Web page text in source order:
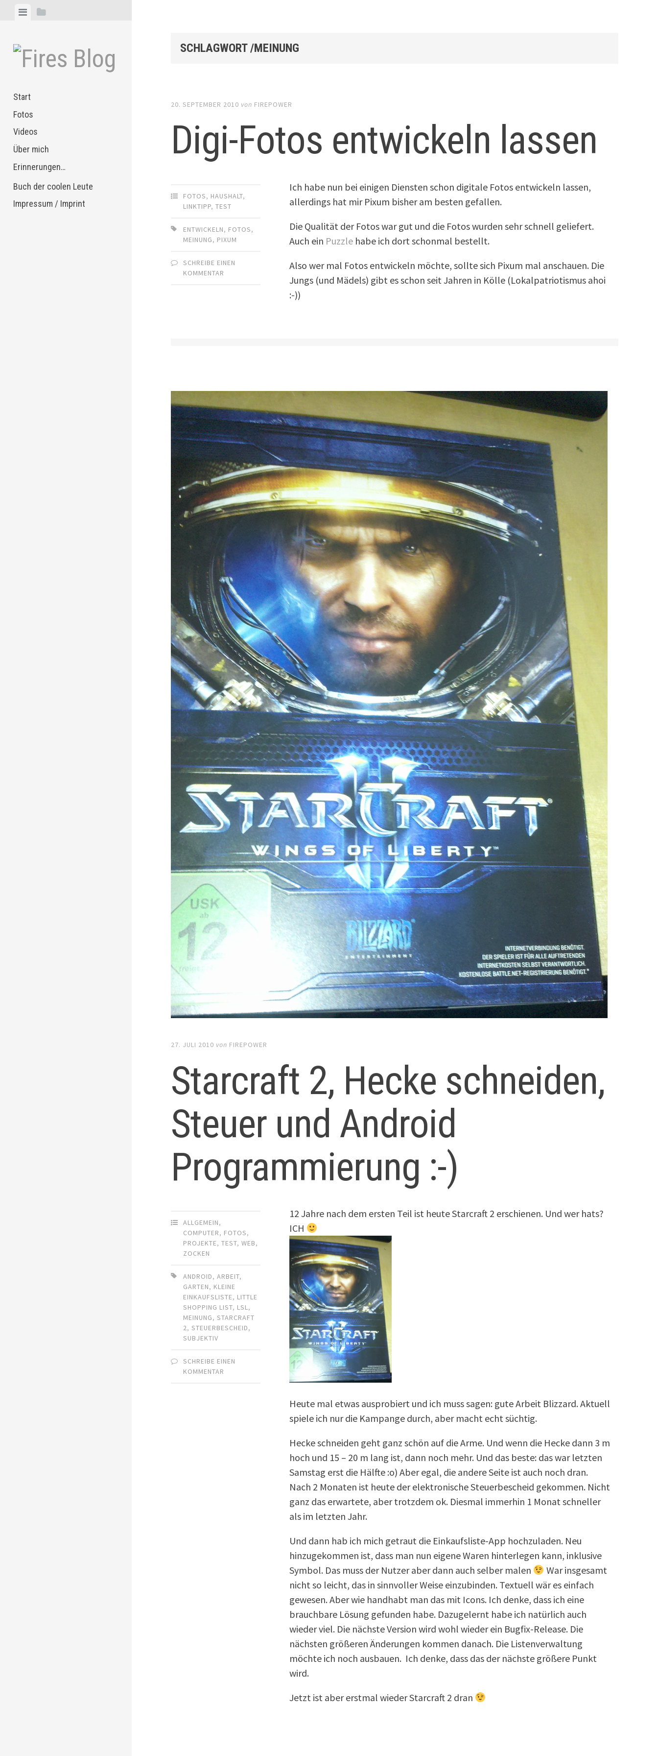
MenüSeitenleiste
Start
Fotos
Videos
Über mich
Erinnerungen…
Buch der coolen Leute
Impressum / Imprint
SCHLAGWORT /MEINUNG
20. SEPTEMBER 2010 von FIREPOWER
Digi-Fotos entwickeln lassen
FOTOS, HAUSHALT,
LINKTIPP,TEST
ENTWICKELN, FOTOS,
MEINUNG, PIXUM
SCHREIBE EINEN
KOMMENTAR
Ich habe nun bei einigen Diensten schon digitale Fotos entwickeln lassen,
allerdings hat mir Pixum bisher am besten gefallen.
Die Qualität der Fotos war gut und die Fotos wurden sehr schnell geliefert.
Auch ein Puzzle habe ich dort schonmal bestellt.
Also wer mal Fotos entwickeln möchte, sollte sich Pixum mal anschauen. Die
Jungs (und Mädels) gibt es schon seit Jahren in Kölle (Lokalpatriotismus ahoi
:-))
27. JULI 2010 von FIREPOWER
Starcraft 2, Hecke schneiden,
Steuer und Android
Programmierung :-)
ALLGEMEIN,
COMPUTER, FOTOS,
PROJEKTE,TEST,WEB,
ZOCKEN
ANDROID,ARBEIT,
GARTEN, KLEINE
EINKAUFSLISTE, LITTLE
SHOPPING LIST, LSL,
MEINUNG,STARCRAFT
2,STEUERBESCHEID,
SUBJEKTIV
SCHREIBE EINEN
KOMMENTAR
12 Jahre nach dem ersten Teil ist heute Starcraft 2 erschienen. Und wer hats?
ICH
Heute mal etwas ausprobiert und ich muss sagen: gute Arbeit Blizzard. Aktuell
spiele ich nur die Kampange durch, aber macht echt süchtig.
Hecke schneiden geht ganz schön auf die Arme. Und wenn die Hecke dann 3 m
hoch und 15 – 20 m lang ist, dann noch mehr. Und das beste: das war letzten
Samstag erst die Hälfte :o) Aber egal, die andere Seite ist auch noch dran.
Nach 2 Monaten ist heute der elektronische Steuerbescheid gekommen. Nicht
ganz das erwartete, aber trotzdem ok. Diesmal immerhin 1 Monat schneller
als im letzten Jahr.
Und dann hab ich mich getraut die Einkaufsliste-App hochzuladen. Neu
hinzugekommen ist, dass man nun eigene Waren hinterlegen kann, inklusive
Symbol. Das muss der Nutzer aber dann auch selber malen
War insgesamt
nicht so leicht, das in sinnvoller Weise einzubinden. Textuell wär es einfach
gewesen. Aber wie handhabt man das mit Icons. Ich denke, dass ich eine
brauchbare Lösung gefunden habe. Dazugelernt habe ich natürlich auch
wieder viel. Die nächste Version wird wohl wieder ein Bugfix-Release. Die
nächsten größeren Änderungen kommen danach. Die Listenverwaltung
möchte ich noch ausbauen. Ich denke, dass das der nächste größere Punkt
wird.
Jetzt ist aber erstmal wieder Starcraft 2 dran